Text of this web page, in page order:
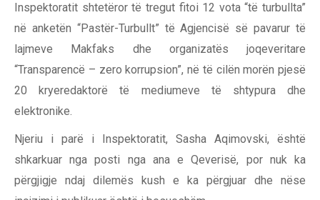
Inspektoratit shtetëror të tregut fitoi 12 vota “të turbullta”
në anketën “Pastër-Turbullt” të Agjencisë së pavarur të
lajmeve Makfaks dhe organizatës joqeveritare
“Transparencë – zero korrupsion”, në të cilën morën pjesë
20 kryeredaktorë të mediumeve të shtypura dhe
elektronike.
Njeriu i parë i Inspektoratit, Sasha Aqimovski, është
shkarkuar nga posti nga ana e Qeverisë, por nuk ka
përgjigje ndaj dilemës kush e ka përgjuar dhe nëse